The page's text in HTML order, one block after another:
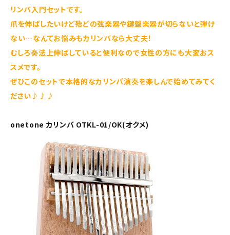
リンバ入門セットです。
爪を伸ばしたいけど殆どの弦楽器や鍵盤楽器が切らないと弾け
ない…なんてお悩みもカリンバなら大丈夫！
むしろ奏法上伸ばしていると便利なので女性の方にも大変おス
スメです。
ぜひこのセットで本格的なカリンバ演奏を楽しんで始めてみてく
ださい♪♪♪
onetone カリンバ OTKL-01/OK(オクメ)